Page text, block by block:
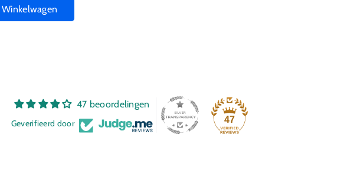
Winkelwagen
47 beoordelingen
Geverifieerd door 47